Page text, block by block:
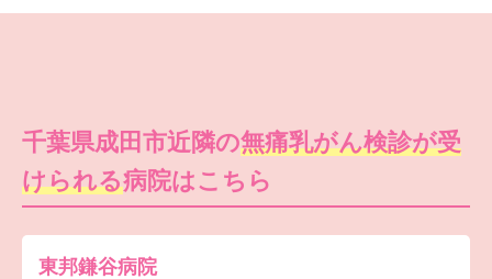
千葉県成田市近隣の無痛乳がん検診が受
けられる病院はこちら
東邦鎌谷病院